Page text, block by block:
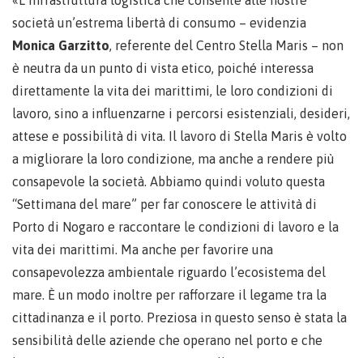
società un’estrema libertà di consumo – evidenzia
Monica Garzitto, referente del Centro Stella Maris – non
è neutra da un punto di vista etico, poiché interessa
direttamente la vita dei marittimi, le loro condizioni di
lavoro, sino a influenzarne i percorsi esistenziali, desideri,
attese e possibilità di vita. Il lavoro di Stella Maris è volto
a migliorare la loro condizione, ma anche a rendere più
consapevole la società. Abbiamo quindi voluto questa
“Settimana del mare” per far conoscere le attività di
Porto di Nogaro e raccontare le condizioni di lavoro e la
vita dei marittimi. Ma anche per favorire una
consapevolezza ambientale riguardo l’ecosistema del
mare. È un modo inoltre per rafforzare il legame tra la
cittadinanza e il porto. Preziosa in questo senso è stata la
sensibilità delle aziende che operano nel porto e che